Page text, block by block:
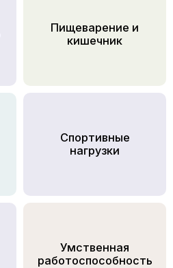
Пищеварение и
кишечник
Спортивные
нагрузки
Умственная
работоспособность